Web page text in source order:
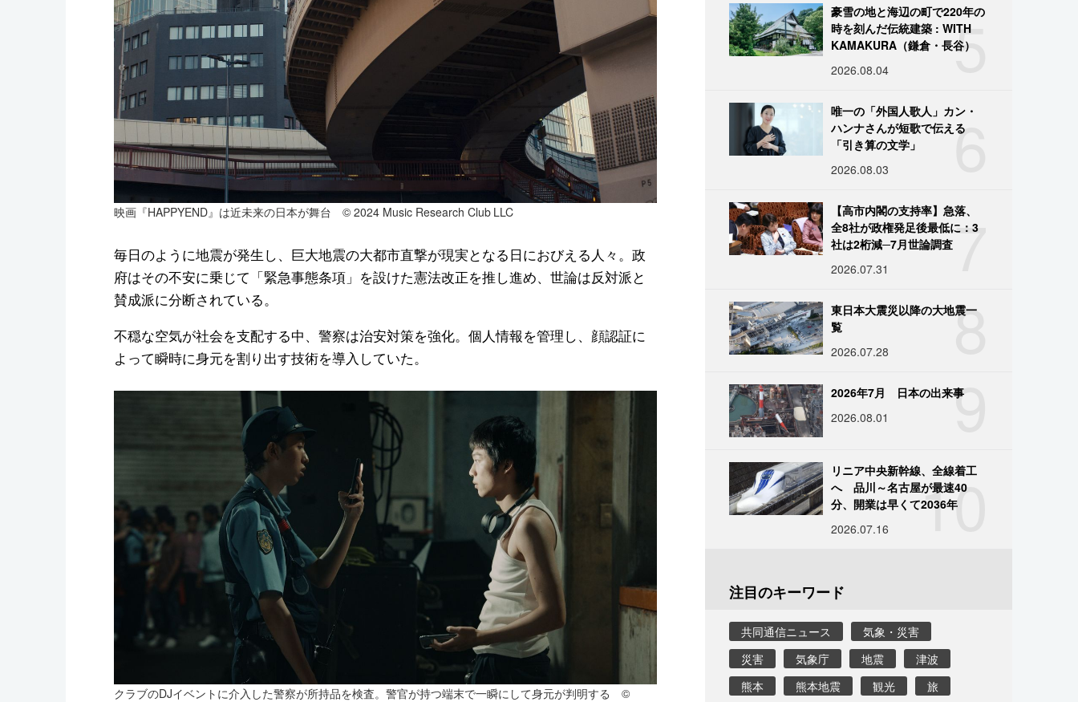
映画『HAPPYEND』は近未来の日本が舞台 © 2024 Music Research Club LLC
毎日のように地震が発生し、巨大地震の大都市直撃が現実となる日におびえる人々。政
府はその不安に乗じて「緊急事態条項」を設けた憲法改正を推し進め、世論は反対派と
賛成派に分断されている。
不穏な空気が社会を支配する中、警察は治安対策を強化。個人情報を管理し、顔認証に
よって瞬時に身元を割り出す技術を導入していた。
クラブのDJイベントに介入した警察が所持品を検査。警官が持つ端末で一瞬にして身元が判明する ©
5
豪雪の地と海辺の町で220年の
時を刻んだ伝統建築 : WITH
KAMAKURA（鎌倉・長谷）
2026.08.04
6
唯一の「外国人歌人」カン・
ハンナさんが短歌で伝える
「引き算の文学」
2026.08.03
7
【高市内閣の支持率】急落、
全8社が政権発足後最低に：3
社は2桁減─7月世論調査
2026.07.31
8
東日本大震災以降の大地震一
覧
2026.07.28
9
2026年7月 日本の出来事
2026.08.01
10
リニア中央新幹線、全線着工
へ 品川～名古屋が最速40
分、開業は早くて2036年
2026.07.16
注目のキーワード
共同通信ニュース
気象・災害
災害
気象庁 地震
津波
熊本
熊本地震 観光 旅